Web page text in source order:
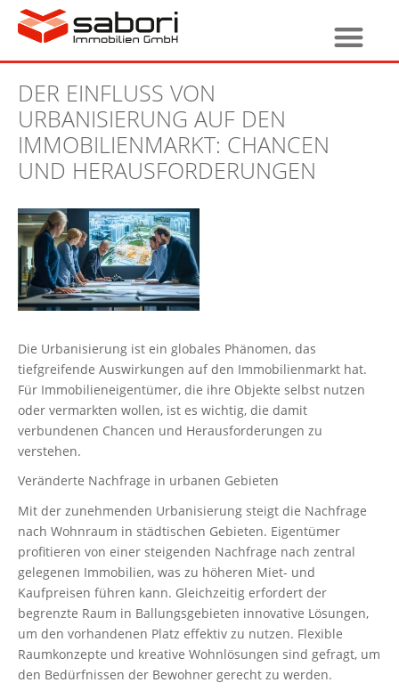
DER EINFLUSS VON
URBANISIERUNG AUF DEN
IMMOBILIENMARKT: CHANCEN
UND HERAUSFORDERUNGEN
Die Urbanisierung ist ein globales Phänomen, das
tiefgreifende Auswirkungen auf den Immobilienmarkt hat.
Für Immobilieneigentümer, die ihre Objekte selbst nutzen
oder vermarkten wollen, ist es wichtig, die damit
verbundenen Chancen und Herausforderungen zu
verstehen.
Veränderte Nachfrage in urbanen Gebieten
Mit der zunehmenden Urbanisierung steigt die Nachfrage
nach Wohnraum in städtischen Gebieten. Eigentümer
profitieren von einer steigenden Nachfrage nach zentral
gelegenen Immobilien, was zu höheren Miet- und
Kaufpreisen führen kann. Gleichzeitig erfordert der
begrenzte Raum in Ballungsgebieten innovative Lösungen,
um den vorhandenen Platz effektiv zu nutzen. Flexible
Raumkonzepte und kreative Wohnlösungen sind gefragt, um
den Bedürfnissen der Bewohner gerecht zu werden.